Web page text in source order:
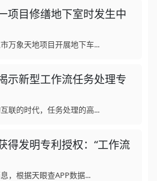
项目修缮地下室时发生中
象天地项目开展地下车...
示新型工作流任务处理专
联的时代，任务处理的高...
得发明专利授权：“工作流
，根据天眼查APP数据...